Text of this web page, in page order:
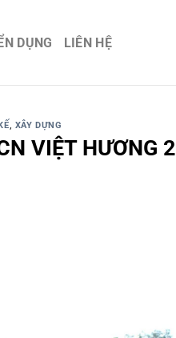
DỤNG LIÊN HỆ
, XÂY DỰNG
VIỆT HƯƠNG 2